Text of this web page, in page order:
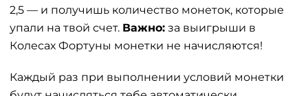
2,5 — и получишь количество монеток, которые
упали на твой счет. Важно: за выигрыши в
Колесах Фортуны монетки не начисляются!
Каждый раз при выполнении условий монетки